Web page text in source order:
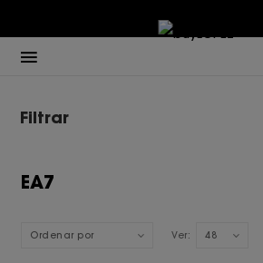
EA7
Ordenar por Ver: 48
Filtrar